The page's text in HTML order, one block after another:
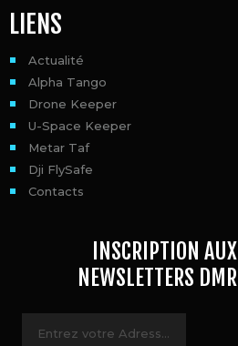
LIENS
Actualité
Alpha Tango
Drone Keeper
U-Space Keeper
Metar Taf
Dji FlySafe
Contacts
INSCRIPTION AUX
NEWSLETTERS DMR